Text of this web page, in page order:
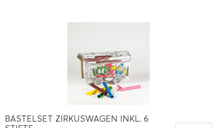
BASTELSET ZIRKUSWAGEN INKL. 6